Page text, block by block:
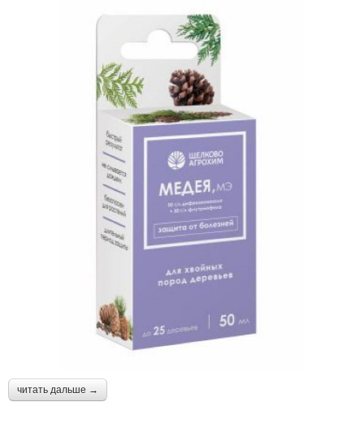
читать дальше →